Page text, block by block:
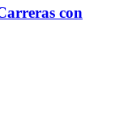
con